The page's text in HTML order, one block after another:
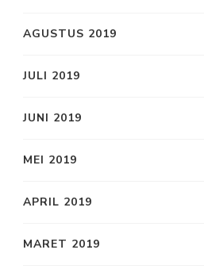
AGUSTUS 2019
JULI 2019
JUNI 2019
MEI 2019
APRIL 2019
MARET 2019